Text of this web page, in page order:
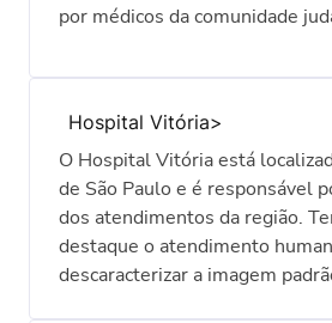
por médicos da comunidade
Hospital Vitória
O Hospital Vitória está
de São Paulo e é responsável
dos atendimentos da região.
destaque o atendimento
descaracterizar a imagem